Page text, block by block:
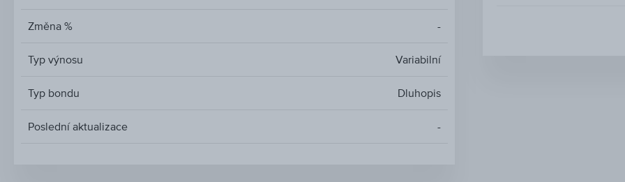
Změna % -
Typ výnosu Variabilní
Typ bondu Dluhopis
Poslední aktualizace -